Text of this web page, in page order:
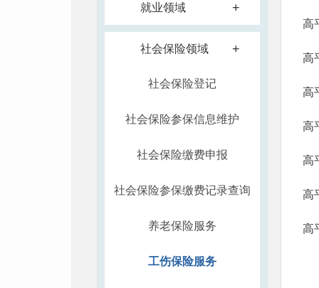
就业领域 +
社会保险领域 +
社会保险登记
社会保险参保信息维护
社会保险缴费申报
社会保险参保缴费记录查询
养老保险服务
工伤保险服务
高
高
高
高
高
高
高